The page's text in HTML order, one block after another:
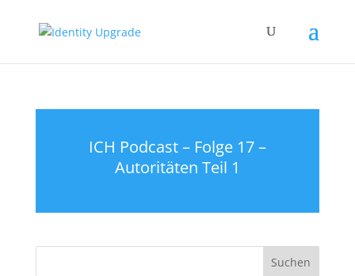
ICH Podcast – Folge 17 –
Autoritäten Teil 1